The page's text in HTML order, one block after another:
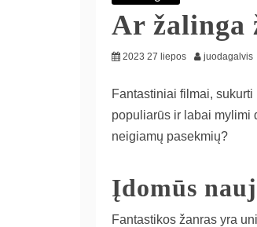
Ar žalinga
2023 27 liepos juodagalvis
Fantastiniai filmai,
populiarūs ir labai mylimi
neigiamų pasekmių?
Įdomūs
Fantastikos žanras yra